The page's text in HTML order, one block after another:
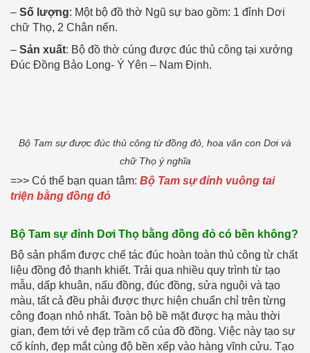
– Số lượng: Một bộ đồ thờ Ngũ sự bao gồm: 1 đỉnh Dơi
chữ Thọ, 2 Chân nến.
– Sản xuất: Bộ đồ thờ cúng được đúc thủ công tại xưởng
Đúc Đồng Bảo Long- Ý Yên – Nam Định.
Bộ Tam sự được đúc thủ công từ đồng đỏ, hoa văn con Dơi và
chữ Thọ ý nghĩa
=>> Có thể bạn quan tâm: Bộ Tam sự đỉnh vuông tai
triện bằng đồng đỏ
Bộ Tam sự đỉnh Dơi Thọ bằng đồng đỏ có bền không?
Bộ sản phẩm được chế tác đúc hoàn toàn thủ công từ chất
liệu đồng đỏ thanh khiết. Trải qua nhiều quy trình từ tạo
mẫu, dấp khuân, nấu đồng, đúc đồng, sửa nguội và tạo
màu, tất cả đều phải được thực hiện chuẩn chỉ trên từng
công đoạn nhỏ nhất. Toàn bộ bề mặt được hạ màu thời
gian, đem tới vẻ đẹp trầm cổ của đồ đồng. Việc này tạo sự
cổ kính, đẹp mắt cùng độ bền xếp vào hàng vĩnh cửu. Tạo